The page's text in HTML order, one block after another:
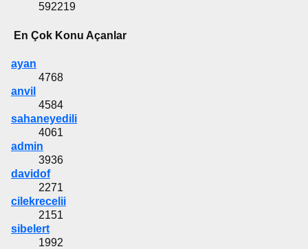
592219
En Çok Konu Açanlar
ayan
4768
anvil
4584
sahaneyedili
4061
admin
3936
davidof
2271
cilekrecelii
2151
sibelert
1992